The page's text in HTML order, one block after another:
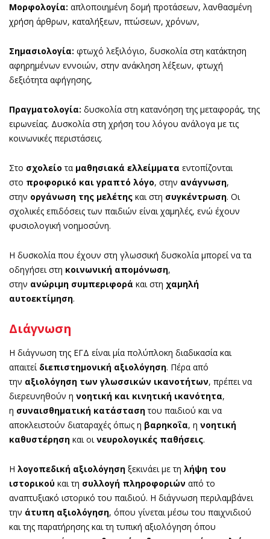
Μορφολογία: απλοποιημένη δομή προτάσεων, λανθασμένη
χρήση άρθρων, καταλήξεων, πτώσεων, χρόνων,
Σημασιολογία: φτωχό λεξιλόγιο, δυσκολία στη κατάκτηση
αφηρημένων εννοιών, στην ανάκληση λέξεων, φτωχή
δεξιότητα αφήγησης,
Πραγματολογία: δυσκολία στη κατανόηση της μεταφοράς, της
ειρωνείας. Δυσκολία στη χρήση του λόγου ανάλογα με τις
κοινωνικές περιστάσεις.
Στο σχολείο τα μαθησιακά ελλείμματα εντοπίζονται
στο προφορικό και γραπτό λόγο, στην ανάγνωση,
στην οργάνωση της μελέτης και στη συγκέντρωση. Οι
σχολικές επιδόσεις των παιδιών είναι χαμηλές, ενώ έχουν
φυσιολογική νοημοσύνη.
Η δυσκολία που έχουν στη γλωσσική δυσκολία μπορεί να τα
οδηγήσει στη κοινωνική απομόνωση,
στην ανώριμη συμπεριφορά και στη χαμηλή
αυτοεκτίμηση.
Διάγνωση
Η διάγνωση της ΕΓΔ είναι μία πολύπλοκη διαδικασία και
απαιτεί διεπιστημονική αξιολόγηση. Πέρα από
την αξιολόγηση των γλωσσικών ικανοτήτων, πρέπει να
διερευνηθούν η νοητική και κινητική ικανότητα,
η συναισθηματική κατάστασητου παιδιού και να
αποκλειστούν διαταραχές όπως η βαρηκοΐα, η νοητική
καθυστέρηση και οι νευρολογικές παθήσεις.
Η λογοπεδική αξιολόγηση ξεκινάει με τη λήψη του
ιστορικού και τη συλλογή πληροφοριών από το
αναπτυξιακό ιστορικό του παιδιού. Η διάγνωση περιλαμβάνει
την άτυπη αξιολόγηση, όπου γίνεται μέσω του παιχνιδιού
και της παρατήρησης και τη τυπική αξιολόγηση όπου